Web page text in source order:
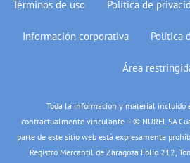
Términos de uso Política de
Información corporativa Política
Área
Toda la información y material incluido
contractualmente vinculante – © NUREL SA
parte de este sitio web está expresamente
Registro Mercantil de Zaragoza Folio 212,